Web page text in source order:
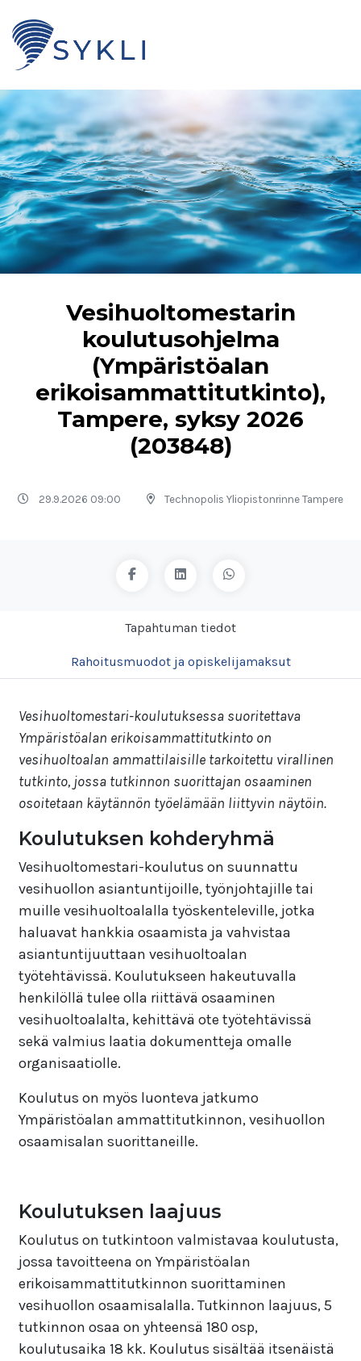
Vesihuoltomestarin
koulutusohjelma
(Ympäristöalan
erikoisammattitutkinto),
Tampere, syksy 2026
(203848)
29.9.2026 09:00 Technopolis Yliopistonrinne Tampere
Tapahtuman tiedot
Rahoitusmuodot ja opiskelijamaksut
Vesihuoltomestari-koulutuksessa suoritettava
Ympäristöalan erikoisammattitutkinto on
vesihuoltoalan ammattilaisille tarkoitettu virallinen
tutkinto, jossa tutkinnon suorittajan osaaminen
osoitetaan käytännön työelämään liittyvin näytöin.
Koulutuksen kohderyhmä
Vesihuoltomestari-koulutus on suunnattu
vesihuollon asiantuntijoille, työnjohtajille tai
muille vesihuoltoalalla työskenteleville, jotka
haluavat hankkia osaamista ja vahvistaa
asiantuntijuuttaan vesihuoltoalan
työtehtävissä. Koulutukseen hakeutuvalla
henkilöllä tulee olla riittävä osaaminen
vesihuoltoalalta, kehittävä ote työtehtävissä
sekä valmius laatia dokumentteja omalle
organisaatiolle.
Koulutus on myös luonteva jatkumo
Ympäristöalan ammattitutkinnon, vesihuollon
osaamisalan suorittaneille.
Koulutuksen laajuus
Koulutus on tutkintoon valmistavaa koulutusta,
jossa tavoitteena on Ympäristöalan
erikoisammattitutkinnon suorittaminen
vesihuollon osaamisalalla. Tutkinnon laajuus, 5
tutkinnon osaa on yhteensä 180 osp,
koulutusaika 18 kk. Koulutus sisältää itsenäistä